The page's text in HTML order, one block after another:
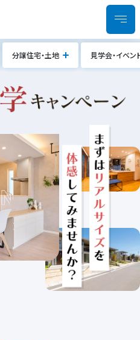
分譲住宅・土地 見学会・イベン